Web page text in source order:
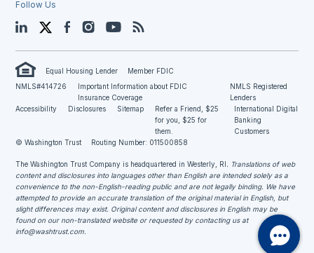
Follow Us
LinkedIn TwitterFacebookInstagramYouTube
Equal Housing Lender
Member FDIC
NMLS#414726
Important Information about FDIC
Insurance Coverage
NMLS Registered
Lenders
Accessibility
Disclosures Sitemap
Refer a Friend, $25
for you, $25 for
them.
International Digital
Banking
Customers
© Washington Trust
Routing Number: 011500858
The Washington Trust Company is headquartered in Westerly, RI. Translations of web
content and disclosures into languages other than English are intended solely as a
convenience to the non-English-reading public and are not legally binding. We have
attempted to provide an accurate translation of the original material in English, but
slight differences may exist. Original content and disclosures in English may be
found on our non-translated website or requested by contacting us at
info@washtrust.com.